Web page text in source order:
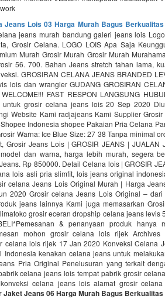
Jeans Lois 03 Harga Murah Bagus Berkualitas
jeans murah bandung galeri jeans lois
Grosir Celana. LOGO LOIS Apa Saja
Murah Grosir Murah Grosir Murah
56. 700. Bahan Jeans stretch tahan lama,
GROSIRAN CELANA JEANS BRANDED
lois dan wrangler GUDANG GROSIRAN
FAST RESPON LANGSUNG
grosir celana jeans lois 20 Sep 2020
Website Kami radjajeans Kami Supplier
Indonesia shopee Pakaian Pria Celana
Warna: Ice Blue Size: 27 38 Tanpa minimal
Grosir Jeans Lois | GROSIR JEANS | JUALAN
dan warna, harga lebih murah, segera
Rp 850000. Detail Celana lois | GROSIR
lois asli pria slimfit, lois jeans original
celana Jeans Lois Original Murah | Harga
2020 Grosir celana Jeans Lois Original –
jeans lainnya Kami juga memasarkan
grosir eceran dropship celana jeans levis
& penanyaan produk
mohon grosir celana lois rijek
celana lois rijek 17 Jan 2020 Konveksi Celana
Indonesia kenakan celana jeans untuk
Pria Original Penelusuran yang terkait
celana jeans lois tempat pabrik grosir
celana jeans lois alamat grosir
Jeans 06 Harga Murah Bagus Berkualitas